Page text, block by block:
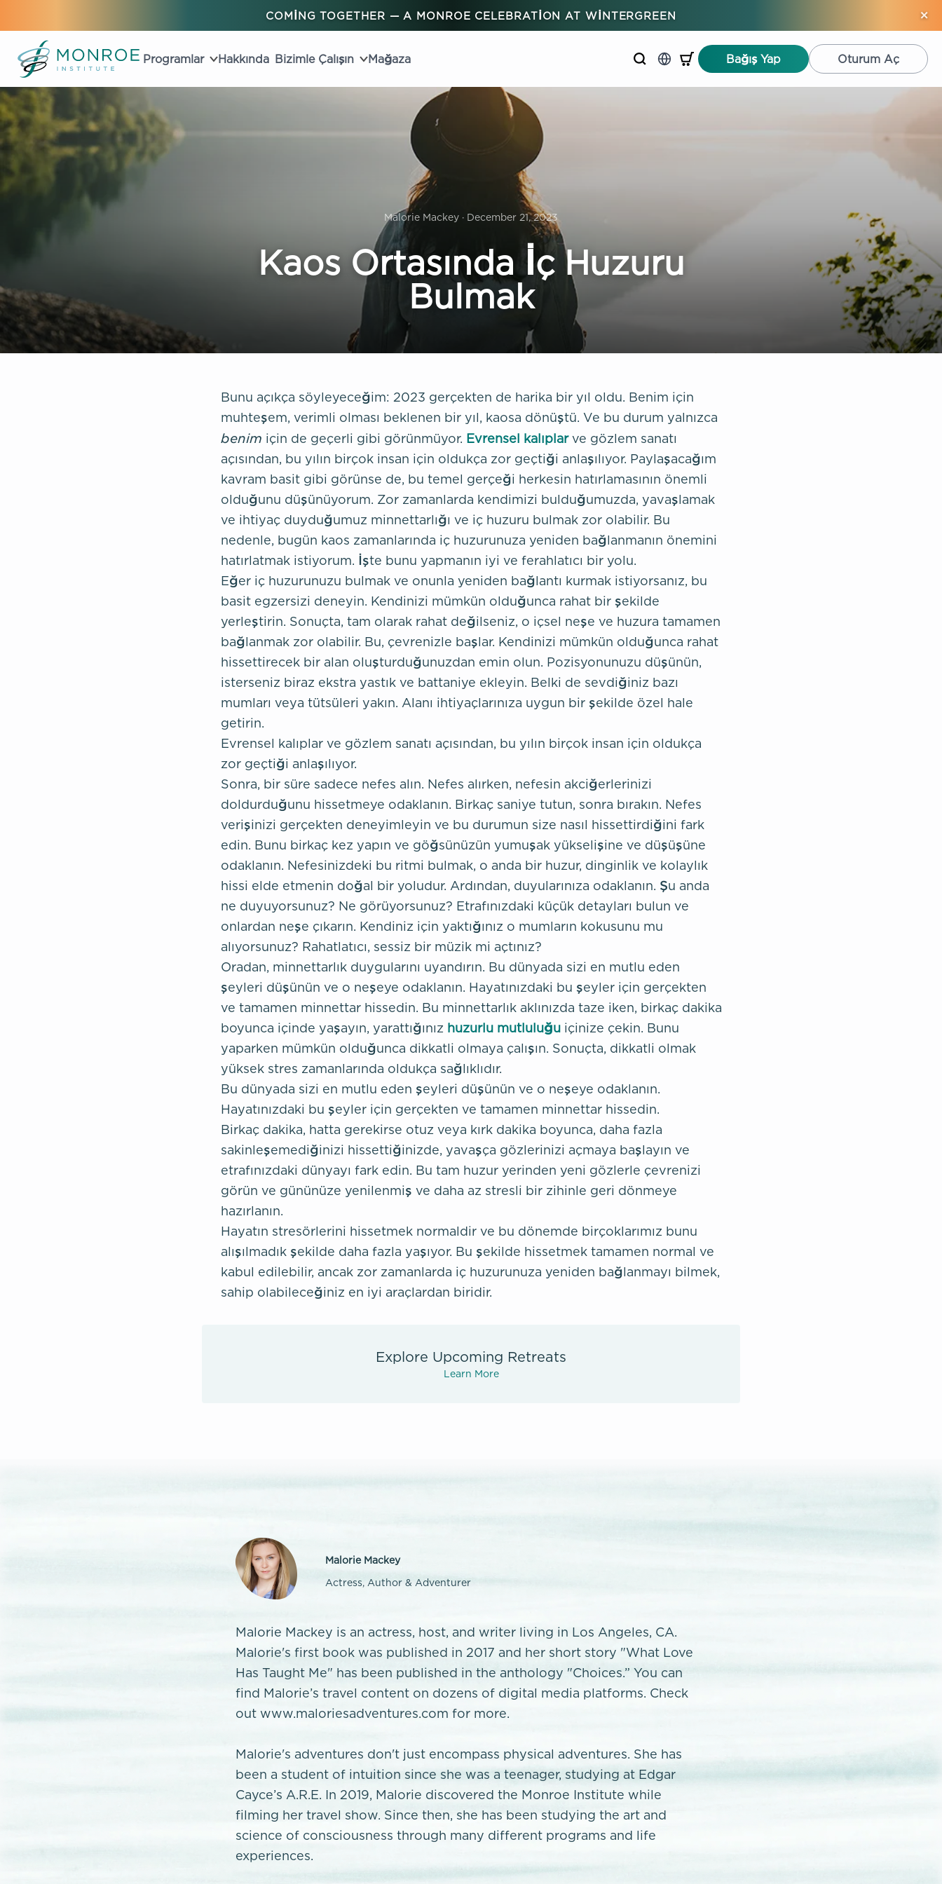
COMING TOGETHER — A MONROE CELEBRATION AT WINTERGREEN ×
Programlar Hakkında Bizimle Çalışın Mağaza Bağış Yap Oturum Aç
Malorie Mackey · December 21, 2023
Kaos Ortasında İç Huzuru
Bulmak
Bunu açıkça söyleyeceğim: 2023 gerçekten de harika bir yıl oldu. Benim için
muhteşem, verimli olması beklenen bir yıl, kaosa dönüştü. Ve bu durum yalnızca
benim için de geçerli gibi görünmüyor. Evrensel kalıplarve gözlem sanatı
açısından, bu yılın birçok insan için oldukça zor geçtiği anlaşılıyor. Paylaşacağım
kavram basit gibi görünse de, bu temel gerçeği herkesin hatırlamasının önemli
olduğunu düşünüyorum. Zor zamanlarda kendimizi bulduğumuzda, yavaşlamak
ve ihtiyaç duyduğumuz minnettarlığı ve iç huzuru bulmak zor olabilir. Bu
nedenle, bugün kaos zamanlarında iç huzurunuza yeniden bağlanmanın önemini
hatırlatmak istiyorum. İşte bunu yapmanın iyi ve ferahlatıcı bir yolu.
Eğer iç huzurunuzu bulmak ve onunla yeniden bağlantı kurmak istiyorsanız, bu
basit egzersizi deneyin. Kendinizi mümkün olduğunca rahat bir şekilde
yerleştirin. Sonuçta, tam olarak rahat değilseniz, o içsel neşe ve huzura tamamen
bağlanmak zor olabilir. Bu, çevrenizle başlar. Kendinizi mümkün olduğunca rahat
hissettirecek bir alan oluşturduğunuzdan emin olun. Pozisyonunuzu düşünün,
isterseniz biraz ekstra yastık ve battaniye ekleyin. Belki de sevdiğiniz bazı
mumları veya tütsüleri yakın. Alanı ihtiyaçlarınıza uygun bir şekilde özel hale
getirin.
Evrensel kalıplar ve gözlem sanatı açısından, bu yılın birçok insan için oldukça
zor geçtiği anlaşılıyor.
Sonra, bir süre sadece nefes alın. Nefes alırken, nefesin akciğerlerinizi
doldurduğunu hissetmeye odaklanın. Birkaç saniye tutun, sonra bırakın. Nefes
verişinizi gerçekten deneyimleyin ve bu durumun size nasıl hissettirdiğini fark
edin. Bunu birkaç kez yapın ve göğsünüzün yumuşak yükselişine ve düşüşüne
odaklanın. Nefesinizdeki bu ritmi bulmak, o anda bir huzur, dinginlik ve kolaylık
hissi elde etmenin doğal bir yoludur. Ardından, duyularınıza odaklanın. Şu anda
ne duyuyorsunuz? Ne görüyorsunuz? Etrafınızdaki küçük detayları bulun ve
onlardan neşe çıkarın. Kendiniz için yaktığınız o mumların kokusunu mu
alıyorsunuz? Rahatlatıcı, sessiz bir müzik mi açtınız?
Oradan, minnettarlık duygularını uyandırın. Bu dünyada sizi en mutlu eden
şeyleri düşünün ve o neşeye odaklanın. Hayatınızdaki bu şeyler için gerçekten
ve tamamen minnettar hissedin. Bu minnettarlık aklınızda taze iken, birkaç dakika
boyunca içinde yaşayın, yarattığınız huzurlu mutluluğuiçinize çekin. Bunu
yaparken mümkün olduğunca dikkatli olmaya çalışın. Sonuçta, dikkatli olmak
yüksek stres zamanlarında oldukça sağlıklıdır.
Bu dünyada sizi en mutlu eden şeyleri düşünün ve o neşeye odaklanın.
Hayatınızdaki bu şeyler için gerçekten ve tamamen minnettar hissedin.
Birkaç dakika, hatta gerekirse otuz veya kırk dakika boyunca, daha fazla
sakinleşemediğinizi hissettiğinizde, yavaşça gözlerinizi açmaya başlayın ve
etrafınızdaki dünyayı fark edin. Bu tam huzur yerinden yeni gözlerle çevrenizi
görün ve gününüze yenilenmiş ve daha az stresli bir zihinle geri dönmeye
hazırlanın.
Hayatın stresörlerini hissetmek normaldir ve bu dönemde birçoklarımız bunu
alışılmadık şekilde daha fazla yaşıyor. Bu şekilde hissetmek tamamen normal ve
kabul edilebilir, ancak zor zamanlarda iç huzurunuza yeniden bağlanmayı bilmek,
sahip olabileceğiniz en iyi araçlardan biridir.
Explore Upcoming Retreats
Learn More
Malorie Mackey
Actress, Author & Adventurer
Malorie Mackey is an actress, host, and writer living in Los Angeles, CA.
Malorie's first book was published in 2017 and her short story "What Love
Has Taught Me" has been published in the anthology "Choices.” You can
find Malorie’s travel content on dozens of digital media platforms. Check
out www.maloriesadventures.com for more.
Malorie's adventures don't just encompass physical adventures. She has
been a student of intuition since she was a teenager, studying at Edgar
Cayce’s A.R.E. In 2019, Malorie discovered the Monroe Institute while
filming her travel show. Since then, she has been studying the art and
science of consciousness through many different programs and life
experiences.